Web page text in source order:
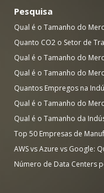
Pesquisa
Qual é o Tamanho do
Quanto CO2 o Setor de
Qual é o Tamanho do
Qual é o Tamanho do
Quantos Empregos na
Qual é o Tamanho do
Qual é o Tamanho da
Top 50 Empresas de
AWS vs Azure vs Google:
Número de Data Centers